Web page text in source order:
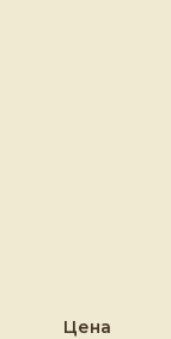
Цена